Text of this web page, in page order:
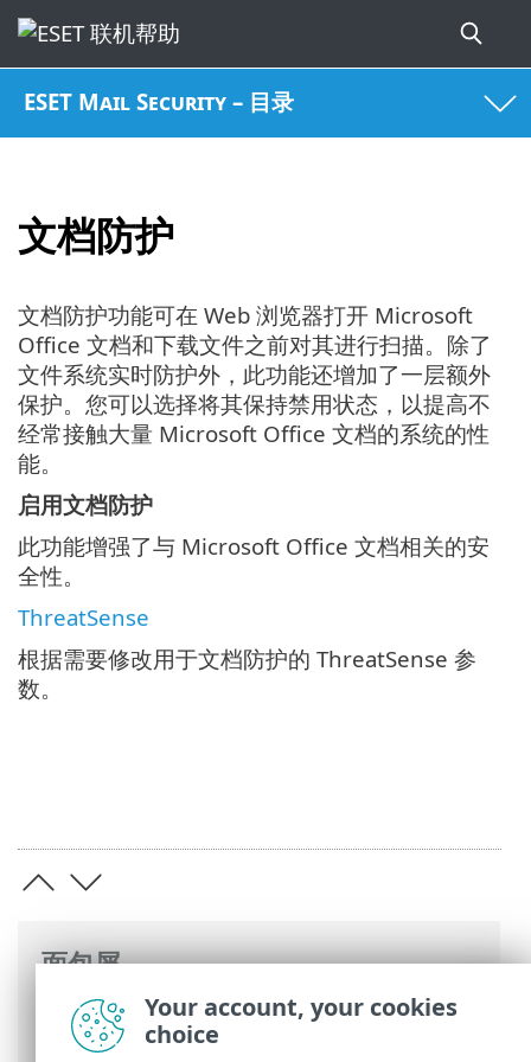
ESET Mail Security – 目录
文档防护
面包屑
ESET 联机帮助>ESET Mail Security>高级
设置>设备保护> 文档防护
文档防护功能可在 Web 浏览器打开 Microsoft
Office 文档和下载文件之前对其进行扫描。除了
文件系统实时防护外，此功能还增加了一层额外
保护。您可以选择将其保持禁用状态，以提高不
经常接触大量 Microsoft Office 文档的系统的性
能。
启用文档防护
此功能增强了与 Microsoft Office 文档相关的安
全性。
ThreatSense
根据需要修改用于文档防护的 ThreatSense 参
数。
Your account, your cookies
choice